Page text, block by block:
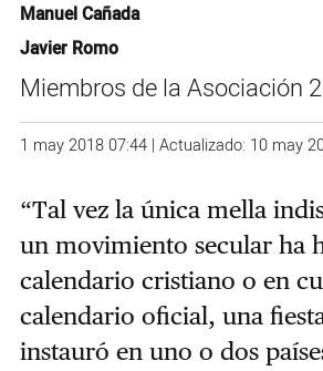
Manuel Cañada
Javier Romo
Miembros de la Asociación
1 may 2018 07:44 | Actualizado: 10 may
“Tal vez la única mella
un movimiento secular ha
calendario cristiano o en
calendario oficial, una
instauró en uno o dos